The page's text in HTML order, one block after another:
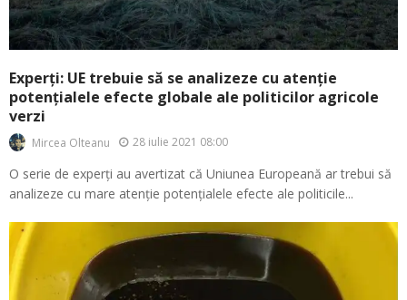
Experți: UE trebuie să se analizeze cu atenție
potențialele efecte globale ale politicilor agricole
verzi
Mircea Olteanu 28 iulie 2021 08:00
O serie de experți au avertizat că Uniunea Europeană ar trebui să
analizeze cu mare atenție potențialele efecte ale politicile...